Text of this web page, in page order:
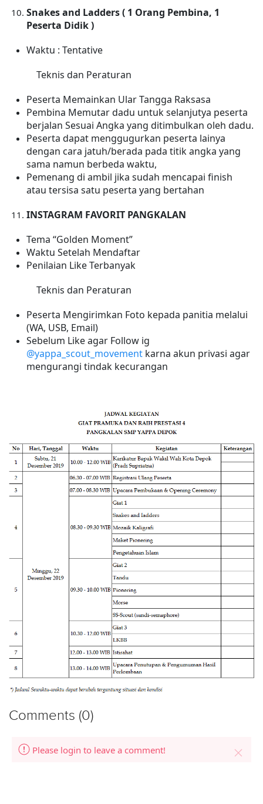
Snakes and Ladders( 1 Orang Pembina, 1
Peserta Didik )
Waktu : Tentative
Teknis dan Peraturan
Peserta Memainkan Ular Tangga Raksasa
Pembina Memutar dadu untuk selanjutya peserta
berjalan Sesuai Angka yang ditimbulkan oleh dadu.
Peserta dapat menggugurkan peserta lainya
dengan cara jatuh/berada pada titik angka yang
sama namun berbeda waktu,
Pemenang di ambil jika sudah mencapai finish
atau tersisa satu peserta yang bertahan
INSTAGRAM FAVORIT PANGKALAN
Tema “Golden Moment”
Waktu Setelah Mendaftar
Penilaian Like Terbanyak
Teknis dan Peraturan
Peserta Mengirimkan Foto kepada panitia melalui
(WA, USB, Email)
Sebelum Like agar Follow ig
@yappa_scout_movement karna akun privasi agar
mengurangi tindak kecurangan
Comments (0)
Please login to leave a comment!